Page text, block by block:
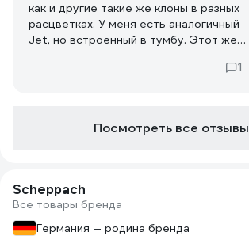
как и другие такие же клоны в разных
расцветках. У меня есть аналогичный
Jet, но встроенный в тумбу. Этот же
выездные работы, где бывает нужно
Со своей задачей справляется.
прослужат подшипники, пока не
загудят, не знаю, слишком мало еще
станок в работе
1
Посмотреть все отзывы
Scheppach
Все товары бренда
Германия — родина бренда